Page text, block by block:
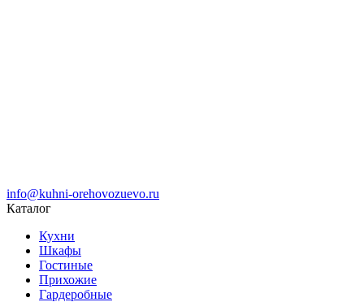
info@kuhni-orehovozuevo.ru
Каталог
Кухни
Шкафы
Гостиные
Прихожие
Гардеробные